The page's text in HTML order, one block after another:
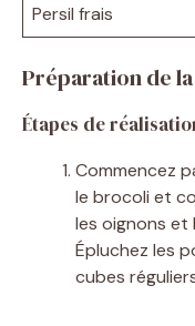
Persil frais
Préparation de
Étapes de
Commencez
le brocoli et
les oignons et
Épluchez les
cubes